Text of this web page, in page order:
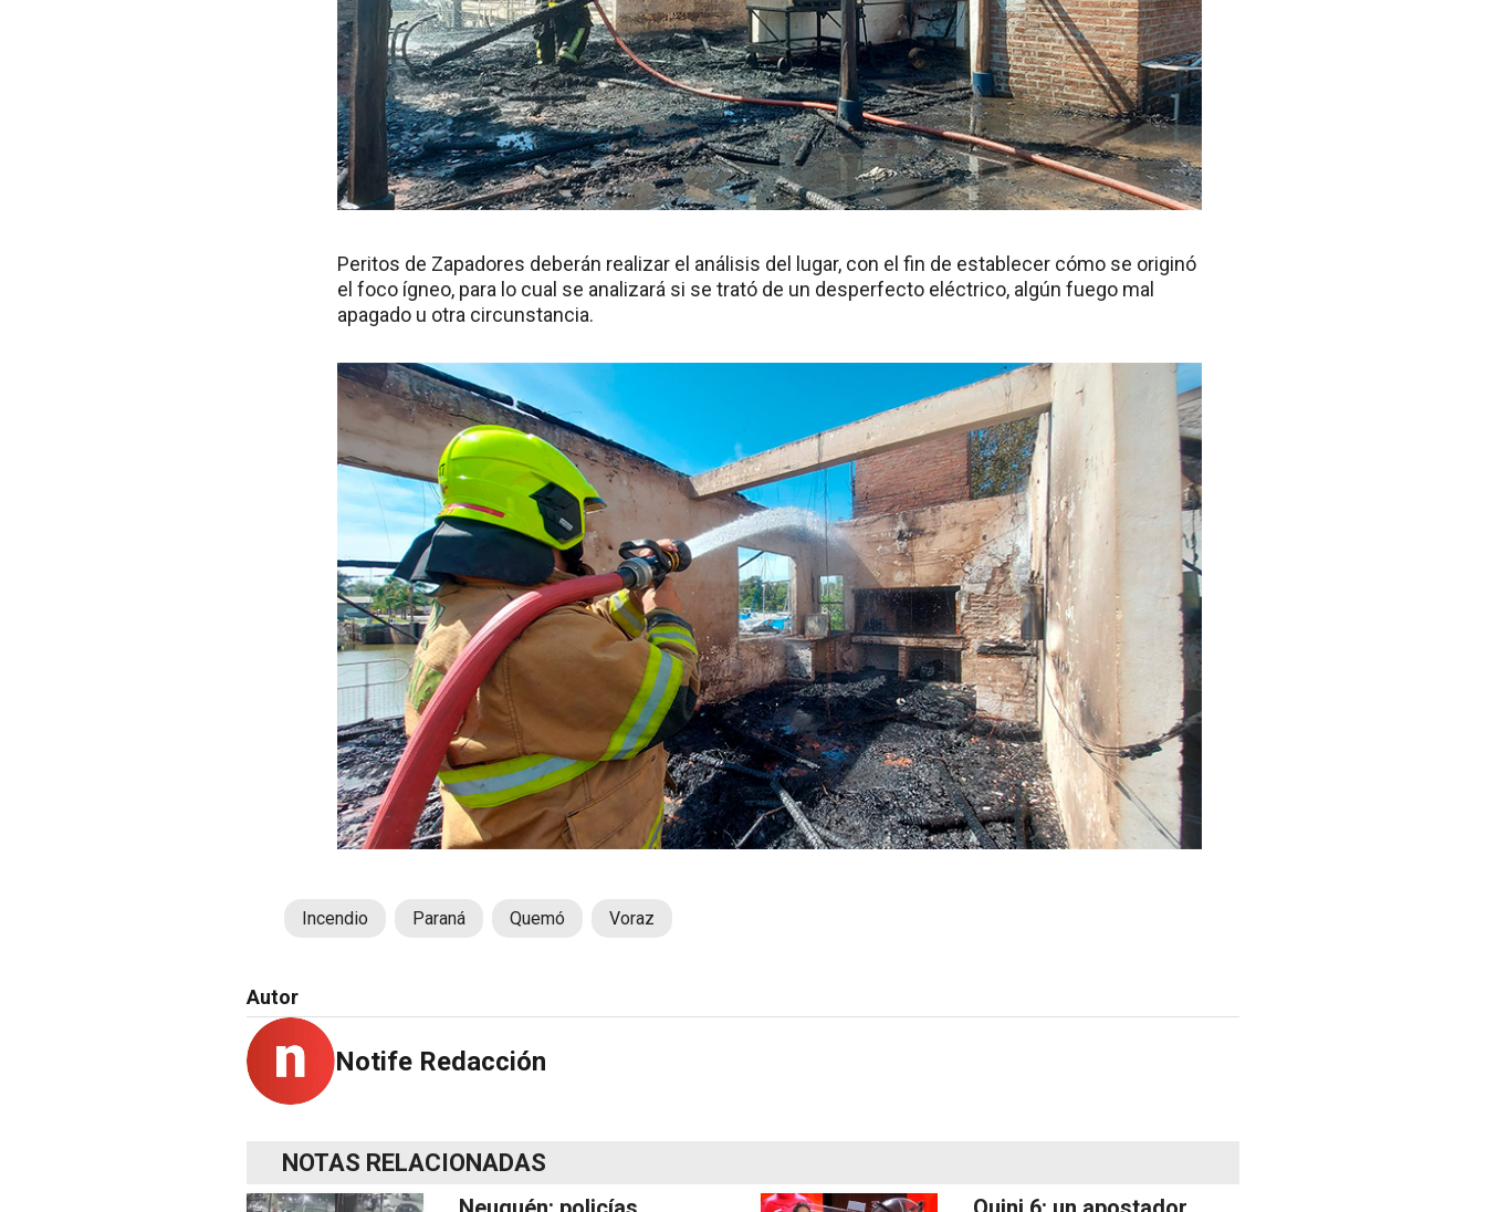
Peritos de Zapadores deberán realizar el análisis del lugar, con el fin de establecer cómo se originó
el foco ígneo, para lo cual se analizará si se trató de un desperfecto eléctrico, algún fuego mal
apagado u otra circunstancia.
Incendio Paraná Quemó Voraz
Autor
Notife Redacción
NOTAS RELACIONADAS